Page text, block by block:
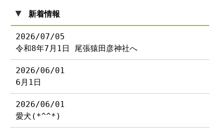
▼ 新着情報
2026/07/05
令和8年7月1日 尾張猿田彦神社へ
2026/06/01
6月1日
2026/06/01
愛犬(*^^*)